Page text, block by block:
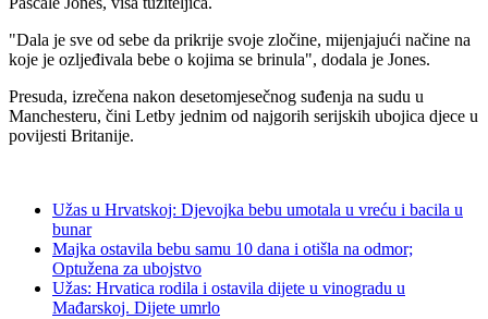
"Dala je sve od sebe da prikrije svoje zločine, mijenjajući načine na
koje je ozljeđivala bebe o kojima se brinula", dodala je Jones.
Presuda, izrečena nakon desetomjesečnog suđenja na sudu u
Manchesteru, čini Letby jednim od najgorih serijskih ubojica djece u
povijesti Britanije.
Užas u Hrvatskoj: Djevojka bebu umotala u vreću i bacila u
bunar
Majka ostavila bebu samu 10 dana i otišla na odmor;
Optužena za ubojstvo
Užas: Hrvatica rodila i ostavila dijete u vinogradu u
Mađarskoj. Dijete umrlo